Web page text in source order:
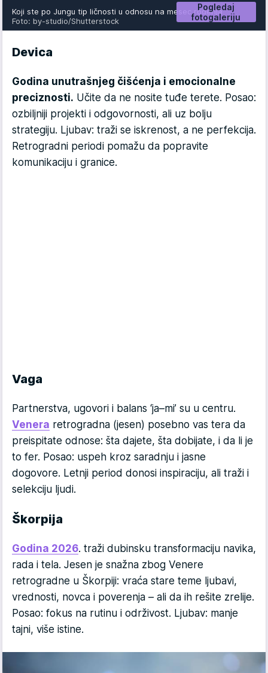
Pogledaj
fotogaleriju
Koji ste po Jungu tip ličnosti u odnosu na mesec rođenja
Foto: by-studio/Shutterstock
Devica
Godina unutrašnjeg čišćenja i emocionalne
preciznosti. Učite da ne nosite tuđe terete. Posao:
ozbiljniji projekti i odgovornosti, ali uz bolju
strategiju. Ljubav: traži se iskrenost, a ne perfekcija.
Retrogradni periodi pomažu da popravite
komunikaciju i granice.
Vaga
Partnerstva, ugovori i balans ‘ja–mi’ su u centru.
Venera retrogradna (jesen) posebno vas tera da
preispitate odnose: šta dajete, šta dobijate, i da li je
to fer. Posao: uspeh kroz saradnju i jasne
dogovore. Letnji period donosi inspiraciju, ali traži i
selekciju ljudi.
Škorpija
Godina 2026. traži dubinsku transformaciju navika,
rada i tela. Jesen je snažna zbog Venere
retrogradne u Škorpiji: vraća stare teme ljubavi,
vrednosti, novca i poverenja – ali da ih rešite zrelije.
Posao: fokus na rutinu i održivost. Ljubav: manje
tajni, više istine.